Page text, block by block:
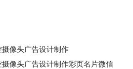
像头广告设计制作
像头广告设计制作彩页名片微信